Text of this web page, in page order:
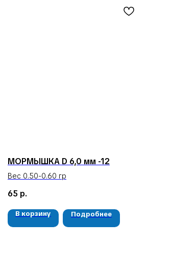
МОРМЫШКА D 6,0 мм -12
Вес 0.50-0.60 гр
65 р.
В корзину Подробнее